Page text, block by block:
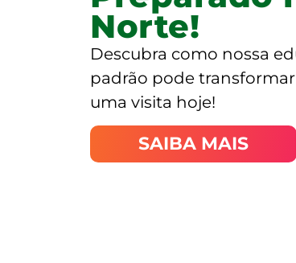
Norte!
Descubra como nossa
padrão pode
uma visita hoje!
SAIBA MAIS